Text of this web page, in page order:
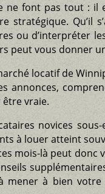
ne font pas tout :
stratégique. Qu’il
ou d’interpréter
peut vous donner
locatif de
annonces,
vraie.
novices
à louer atteint
mois-là peut donc
mener à bien